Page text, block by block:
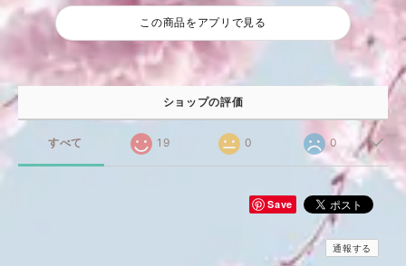
この商品をアプリで見る
ショップの評価
すべて 19 0 0
Save
通報する